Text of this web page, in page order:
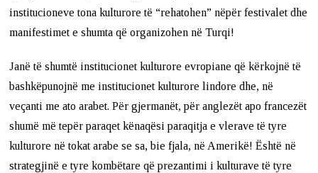
institucioneve tona kulturore të “rehatohen” nëpër festivalet dhe
manifestimet e shumta që organizohen në Turqi!
Janë të shumtë institucionet kulturore evropiane që kërkojnë të
bashkëpunojnë me institucionet kulturore lindore dhe, në
veçanti me ato arabet. Për gjermanët, për anglezët apo francezët
shumë më tepër paraqet kënaqësi paraqitja e vlerave të tyre
kulturore në tokat arabe se sa, bie fjala, në Amerikë! Është në
strategjinë e tyre kombëtare që prezantimi i kulturave të tyre